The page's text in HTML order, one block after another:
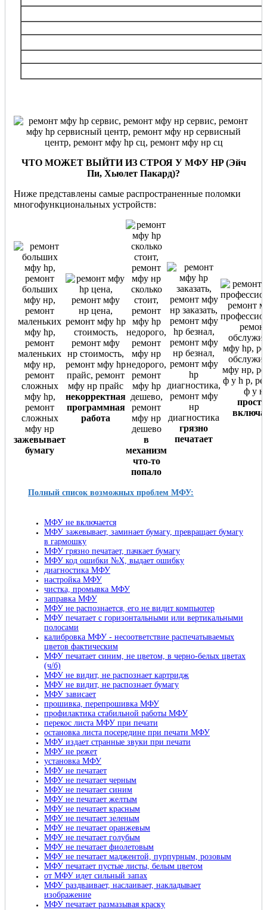
ЧТО МОЖЕТ ВЫЙТИ ИЗ СТРОЯ У МФУ HP(Эйч
Пи, Хьюлет Пакард)?
Ниже представлены самые распространенные поломки
многофункциональных устройств:
зажевывает
бумагу
некорректная
программная
работа
в
механизм
что-то
попало
грязно
печатает
Полный список возможных проблем МФУ:
МФУ не включается
МФУ зажевывает, заминает бумагу, превращает бумагу
в гармошку
МФУ грязно печатает, пачкает бумагу
МФУ код ошибки №X, выдает ошибку
диагностика МФУ
настройка МФУ
чистка, промывка МФУ
заправка МФУ
МФУ не распознается, его не видит компьютер
МФУ печатает с горизонтальными или вертикальными
полосами
калибровка МФУ - несоответствие распечатываемых
цветов фактическим
МФУ печатает синим, не цветом, в черно-белых цветах
(ч/б)
МФУ не видит, не распознает картридж
МФУ не видит, не распознает бумагу
МФУ зависает
прошивка, перепрошивка МФУ
профилактика стабильной работы МФУ
перекос листа МФУ при печати
остановка листа посередине при печати МФУ
МФУ издает странные звуки при печати
МФУ не режет
установка МФУ
МФУ не печатает
МФУ не печатает черным
МФУ не печатает синим
МФУ не печатает желтым
МФУ не печатает красным
МФУ не печатает зеленым
МФУ не печатает оранжевым
МФУ не печатает голубым
МФУ не печатает фиолетовым
МФУ не печатает маджентой, пурпурным, розовым
МФУ печатает пустые листы, белым цветом
от МФУ идет сильный запах
МФУ раздваивает, наслаивает, накладывает
изображение
МФУ печатает размазывая краску